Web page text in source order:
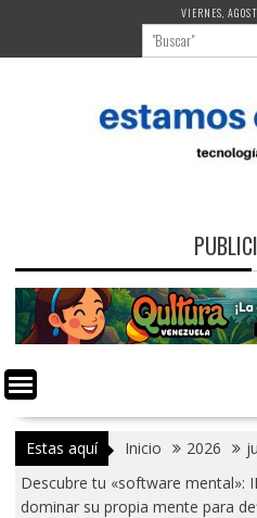
contenido
VIERNES,
Estas aquí Inicio 2026
Descubre tu «software mental»:
dominar su propia mente para